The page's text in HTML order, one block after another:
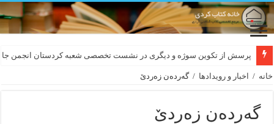
پرسش از تکوین سوژه و دیگری در نشست تخصصی شعبه کردستان انجمن
لەسەر کێشی ڕوباعی و به نەغمەی قەڵەمی «ئالی»
خانه / اخبار و رویدادها / گەردەن زەردێ
گەردەن زەردێ